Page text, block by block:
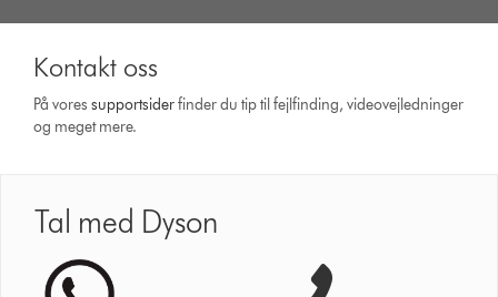
Kontakt oss
På voressupport­siderfinder du tip til fejlfinding, video­vejledninger
og meget mere.
Tal med Dyson